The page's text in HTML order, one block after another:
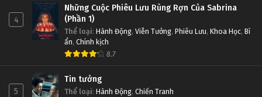
4
Những Cuộc Phiêu Lưu Rùng Rợn Của Sabrina
(Phần 1)
Thể loại: Hành Động, Viễn Tưởng, Phiêu Lưu, Khoa Học, Bí
ẩn, Chính kịch
8.7
5
Tin tưởng
Thể loại: Hành Động, Chiến Tranh